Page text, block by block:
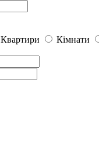
Квартири Кімнати